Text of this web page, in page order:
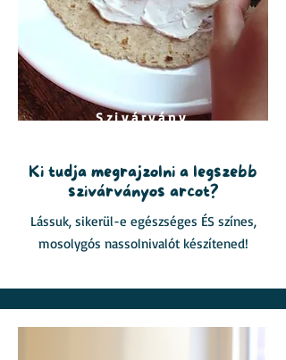
Szivárvány
Ki tudja megrajzolni a legszebb
szivárványos arcot?
Lássuk, sikerül-e egészséges ÉS színes,
mosolygós nassolnivalót készítened!